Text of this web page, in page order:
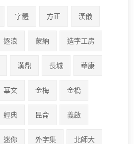
字體 方正 漢儀
逐浪 蒙納 造字工房
漢鼎 長城 華康
華文 金梅 金橋
經典 昆侖 義啟
迷你 外字集 北師大